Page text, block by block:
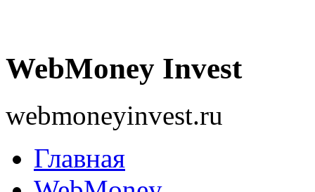
WebMoney Invest
webmoneyinvest.ru
Главная